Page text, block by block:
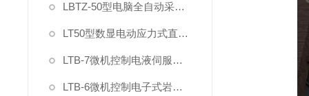
LBTZ-50型电脑全自动采集原位岩土直剪仪
LT50型数显电动应力式直剪仪
LTB-7微机控制电液伺服混凝土岩石直剪仪
LTB-6微机控制电子式岩石直剪仪